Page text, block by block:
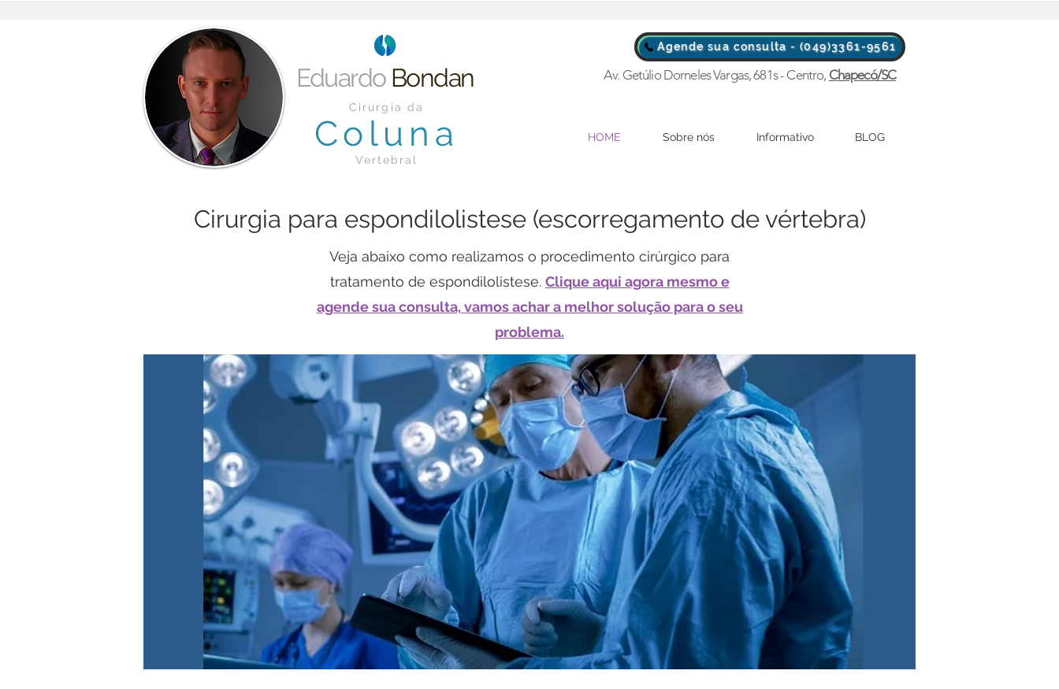
Eduardo Bondan
Cirurgia da
Coluna
Vertebral
Agende sua consulta - (049)3361-9561
Av. Getúlio Dorneles Vargas, 681s - Centro, Chapecó/SC
HOME Sobre nós Informativo BLOG
Cirurgia para espondilolistese (escorregamento de vértebra)
Veja abaixo como realizamos o procedimento cirúrgico para
tratamento de espondilolistese. Clique aqui agora mesmo e
agende sua consulta, vamos achar a melhor solução para o seu
problema.